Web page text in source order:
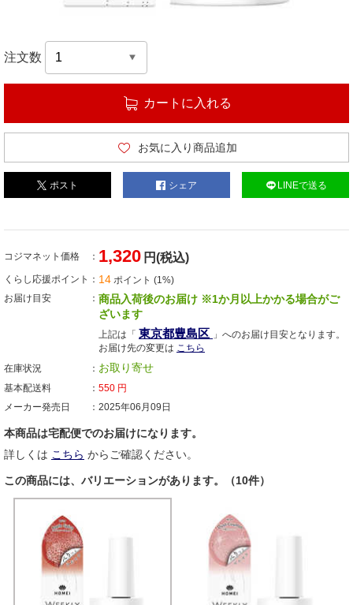
注文数
カートに入れる
お気に入り商品追加
ポスト シェア LINEで送る
コジマネット価格 1,320 円(税込)
くらし応援ポイント 14 ポイント (1%)
お届け目安
商品入荷後のお届け ※1か月以上かかる場合がご
ざいます
上記は「 東京都豊島区 」へのお届け目安となります。
お届け先の変更は こちら
在庫状況
お取り寄せ
基本配送料 550 円
メーカー発売日
2025年06月09日
本商品は宅配便でのお届けになります。
詳しくは こちら からご確認ください。
この商品には、バリエーションがあります。（10件）